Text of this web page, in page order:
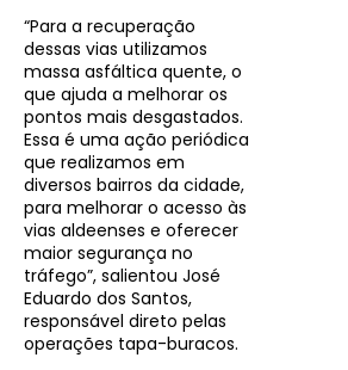
“Para a recuperação
dessas vias utilizamos
massa asfáltica quente, o
que ajuda a melhorar os
pontos mais desgastados.
Essa é uma ação periódica
que realizamos em
diversos bairros da cidade,
para melhorar o acesso às
vias aldeenses e oferecer
maior segurança no
tráfego”, salientou José
Eduardo dos Santos,
responsável direto pelas
operações tapa-buracos.